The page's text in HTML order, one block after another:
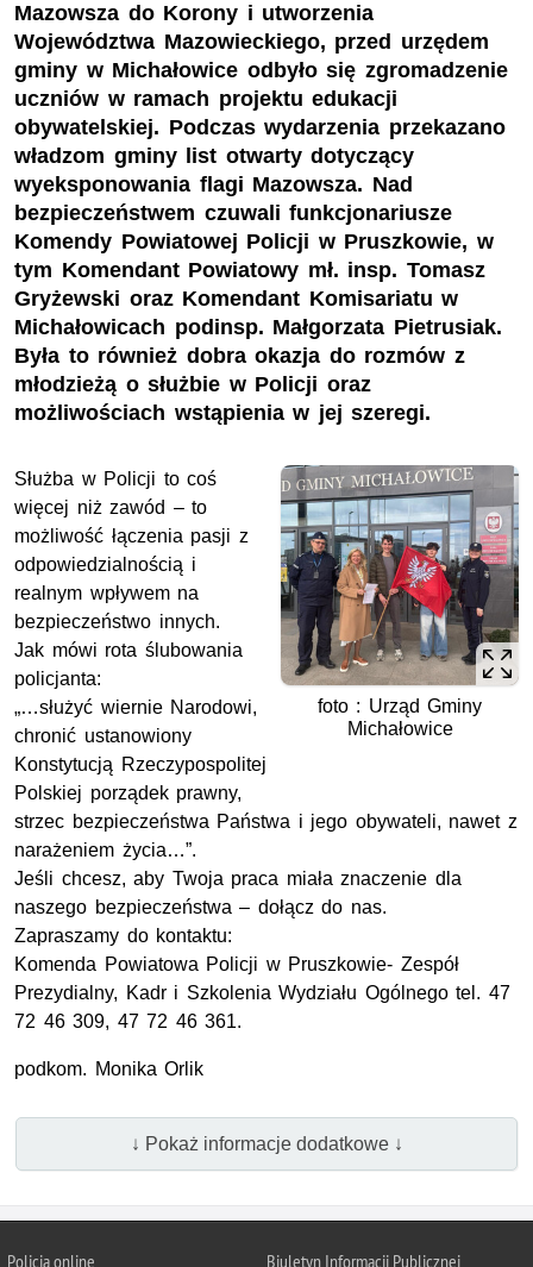
Mazowsza do Korony i utworzenia
Województwa Mazowieckiego, przed urzędem
gminy w Michałowice odbyło się zgromadzenie
uczniów w ramach projektu edukacji
obywatelskiej. Podczas wydarzenia przekazano
władzom gminy list otwarty dotyczący
wyeksponowania flagi Mazowsza. Nad
bezpieczeństwem czuwali funkcjonariusze
Komendy Powiatowej Policji w Pruszkowie, w
tym Komendant Powiatowy mł. insp. Tomasz
Gryżewski oraz Komendant Komisariatu w
Michałowicach podinsp. Małgorzata Pietrusiak.
Była to również dobra okazja do rozmów z
młodzieżą o służbie w Policji oraz
możliwościach wstąpienia w jej szeregi.
foto : Urząd Gminy
Michałowice
Służba w Policji to coś
więcej niż zawód – to
możliwość łączenia pasji z
odpowiedzialnością i
realnym wpływem na
bezpieczeństwo innych.
Jak mówi rota ślubowania
policjanta:
„…służyć wiernie Narodowi,
chronić ustanowiony
Konstytucją Rzeczypospolitej
Polskiej porządek prawny,
strzec bezpieczeństwa Państwa i jego obywateli, nawet z
narażeniem życia…”.
Jeśli chcesz, aby Twoja praca miała znaczenie dla
naszego bezpieczeństwa – dołącz do nas.
Zapraszamy do kontaktu:
Komenda Powiatowa Policji w Pruszkowie- Zespół
Prezydialny, Kadr i Szkolenia Wydziału Ogólnego tel. 47
72 46 309, 47 72 46 361.
podkom. Monika Orlik
↓ Pokaż informacje dodatkowe ↓
Policja online Biuletyn Informacji Publicznej